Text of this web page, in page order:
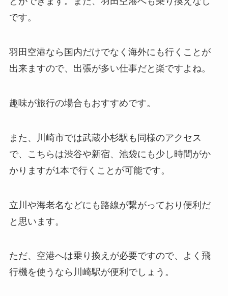
です。
羽田空港なら国内だけでなく海外にも行くことが
出来ますので、 出張が多い仕事だと楽ですよね。
趣味が旅行の場合もおすすめです。
また、川崎市では武蔵小杉駅も同様のアクセス
で、
こちらは渋谷や新宿、池袋にも少し時間がか
かりますが1本で行くことが可能です。
立川や海老名などにも路線が繋がっており便利だ
と思います。
ただ、空港へは乗り換えが必要ですので、
よく飛
行機を使うなら川崎駅が便利でしょう。